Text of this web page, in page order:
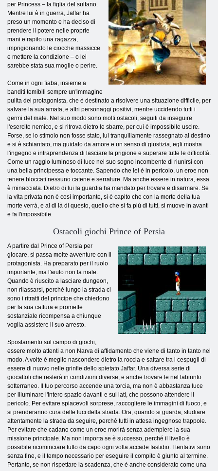
per Princess – la figlia del sultano.
Mentre lui è in guerra, Jaffar ha
preso un momento e ha deciso di
prendere il potere nelle proprie
mani e rapito una ragazza,
imprigionando le ciocche massicce
e mettere la condizione – o lei
sarebbe stata sua moglie o perire.
Come in ogni fiaba, insieme a
banditi temibili sempre un'immagine
pulita del protagonista, che è destinato a risolvere una situazione difficile, per
salvare la sua amata, e altri personaggi positivi, mentre uccidendo tutti i
germi del male. Nel suo modo sono molti ostacoli, seguiti da inseguire
l'esercito nemico, e si ritrova dietro le sbarre, per cui è impossibile uscire.
Forse, se lo stimolo non fosse stato, lui tranquillamente rassegnato al destino
e si è schiantato, ma guidato da amore e un senso di giustizia, egli mostra
l'ingegno e intraprendenza di lasciare la prigione e superare tutte le difficoltà.
Come un raggio luminoso di luce nel suo sogno incombente di riunirsi con
una bella principessa e toccante. Sapendo che lei è in pericolo, un eroe non
tenere bloccati nessuno catene e serrature. Ma anche essere in natura, essa
è minacciata. Dietro di lui la guardia ha mandato per trovare e disarmare. Se
la vita privata non è così importante, si è capito che con la morte della tua
morte verrà, e al di là di questo, quello che si fa più di tutti, si muove in avanti
e fa l'impossibile.
Ostacoli giochi Prince of Persia
A partire dal Prince of Persia per
giocare, si passa molte avventure con il
protagonista. Ha preparato per il ruolo
importante, ma l'aiuto non fa male.
Quando è riuscito a lasciare dungeon,
non rilassarsi, perché lungo la strada ci
sono i ritratti del principe che chiedono
per la sua cattura e promette
sostanziale ricompensa a chiunque
voglia assistere il suo arresto.
Spostamento sul campo di giochi,
essere molto attenti a non Narva di affidamento che viene di tanto in tanto nel
modo. A volte è meglio nascondere dietro la roccia e saltare tra i cespugli di
essere di nuovo nelle grinfie dello spietato Jaffar. Una diversa serie di
giocattoli che resterà in condizioni diverse, e anche trovare te nel labirinto
sotterraneo. Il tuo percorso accende una torcia, ma non è abbastanza luce
per illuminare l'intero spazio davanti e sui lati, che possono attendere il
pericolo. Per evitare spiacevoli sorprese, raccogliere le immagini di fuoco, e
si prenderanno cura delle luci della strada. Ora, quando si guarda, studiare
attentamente la strada da seguire, perché tutti in attesa ingegnose trappole.
Per evitare che cadano come un eroe morirà senza adempiere la sua
missione principale. Ma non importa se è successo, perché il livello è
possibile ricominciare tutto da capo ogni volta accade fastidio. I tentativi sono
senza fine, e il tempo necessario per eseguire il compito è giunto al termine.
Pertanto, se non rispettare la scadenza, che è anche considerato come una